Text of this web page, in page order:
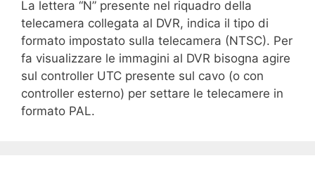
La lettera “N” presente nel riquadro della
telecamera collegata al DVR, indica il tipo di
formato impostato sulla telecamera (NTSC). Per
fa visualizzare le immagini al DVR bisogna agire
sul controller UTC presente sul cavo (o con
controller esterno) per settare le telecamere in
formato PAL.